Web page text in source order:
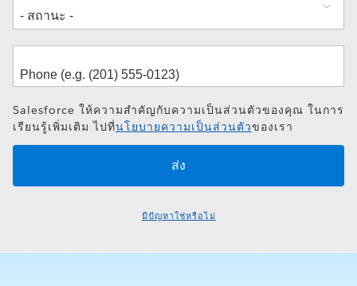
Salesforce ให้ความสำคัญกับความเป็นส่วนตัวของคุณ ในการ
เรียนรู้เพิ่มเติม ไปที่นโยบายความเป็นส่วนตัวของเรา
มีปัญหาใช่หรือไม่